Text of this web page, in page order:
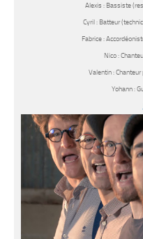
Alexis : Bassiste
Cyril : Batteur
Fabrice :
Nico :
Valentin :
Yohann :